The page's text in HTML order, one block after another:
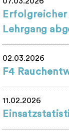
Lehrgang
02.03.2026
F4
11.02.2026